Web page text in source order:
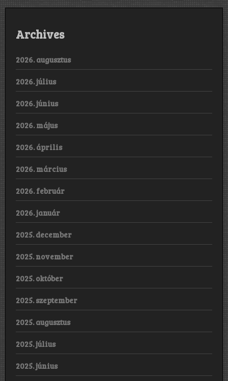
Archives
2026. augusztus
2026. július
2026. június
2026. május
2026. április
2026. március
2026. február
2026. január
2025. december
2025. november
2025. október
2025. szeptember
2025. augusztus
2025. július
2025. június